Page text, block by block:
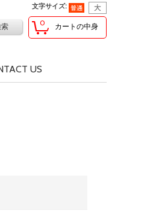
文字サイズ:
0 カートの中身
US